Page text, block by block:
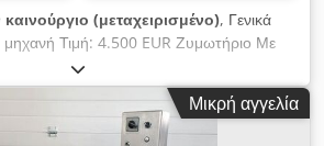
(μεταχειρισμένο), Γενικά
Τιμή: 4.500 EUR Ζυμωτήριο Με
διαθέτει 2 ταχύτητες Κάδος και
ατσάλι Djdpex N Efqefx Aqieck
Αυτόματος χρονοδιακόπτης
/ 120 κιλά ζύμη ή 75 κιλά αλεύρι
Μικρή αγγελία